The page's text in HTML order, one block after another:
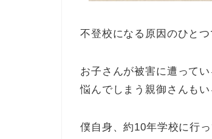
不登校になる原因のひとつ
お子さんが被害に遭って
悩んでしまう親御さんも
僕自身、約10年学校に行